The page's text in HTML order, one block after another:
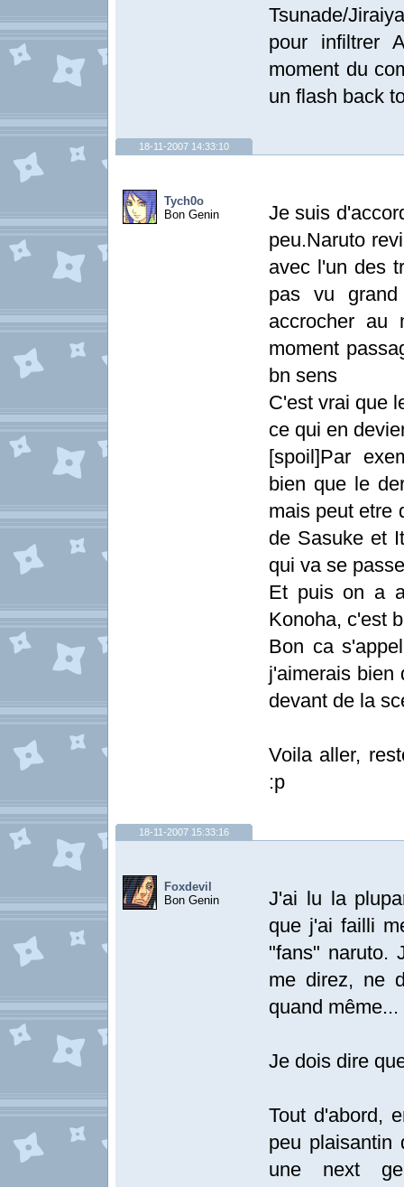
Tsunade/
pour infiltrer
moment du
un flash back
18-11-2007 14:33:10
Tych0o
Bon Genin
Je suis
peu.Naruto
avec l'un des
pas vu
accrocher au
moment
bn sens
C'est vrai que
ce qui en
[spoil]Par
bien que le
mais peut etre
de Sasuke et
qui va se
Et puis on a
Konoha, c'est
Bon ca
j'aimerais bien
devant de la
Voila aller,
:p
18-11-2007 15:33:16
Foxdevil
Bon Genin
J'ai lu la
que j'ai failli
"fans" naruto.
me direz, ne
quand même...
Je dois dire
Tout d'abord,
peu
une next